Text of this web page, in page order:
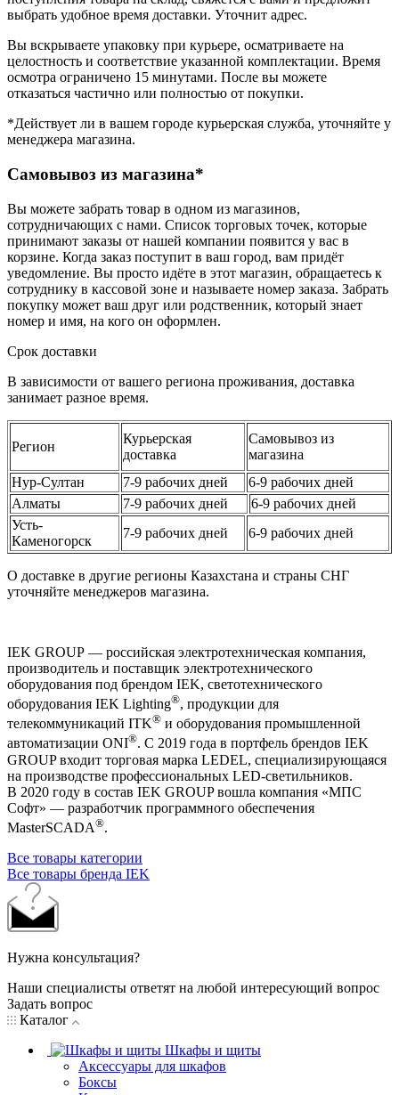
выбрать удобное время доставки. Уточнит адрес.
Вы вскрываете упаковку при курьере, осматриваете на
целостность и соответствие указанной комплектации. Время
осмотра ограничено 15 минутами. После вы можете
отказаться частично или полностью от покупки.
*Действует ли в вашем городе курьерская служба, уточняйте у
менеджера магазина.
Самовывоз из магазина*
Вы можете забрать товар в одном из магазинов,
сотрудничающих с нами. Список торговых точек, которые
принимают заказы от нашей компании появится у вас в
корзине. Когда заказ поступит в ваш город, вам придёт
уведомление. Вы просто идёте в этот магазин, обращаетесь к
сотруднику в кассовой зоне и называете номер заказа. Забрать
покупку может ваш друг или родственник, который знает
номер и имя, на кого он оформлен.
Срок доставки
В зависимости от вашего региона проживания, доставка
занимает разное время.
Регион
Курьерская
доставка
Самовывоз из
магазина
Нур-Султан
7-9 рабочих дней
6-9 рабочих дней
Алматы
7-9 рабочих дней
6-9 рабочих дней
Усть-
Каменогорск
7-9 рабочих дней 6-9 рабочих дней
О доставке в другие регионы Казахстана и страны СНГ
уточняйте менеджеров магазина.
IEK GROUP — российская электротехническая компания,
производитель и поставщик электротехнического
оборудования под брендом IEK, светотехнического
оборудования IEK Lighting®, продукции для
телекоммуникаций ITK® и оборудования промышленной
автоматизации ONI®. С 2019 года в портфель брендов IEK
GROUP входит торговая марка LEDEL, специализирующаяся
на производстве профессиональных LED-светильников.
В 2020 году в состав IEK GROUP вошла компания «МПС
Софт» — разработчик программного обеспечения
MasterSCADA®.
Все товары категории
Все товары бренда IEK
Нужна консультация?
Наши специалисты ответят на любой интересующий вопрос
Задать вопрос
Каталог
Шкафы и щиты
Аксессуары для шкафов
Боксы